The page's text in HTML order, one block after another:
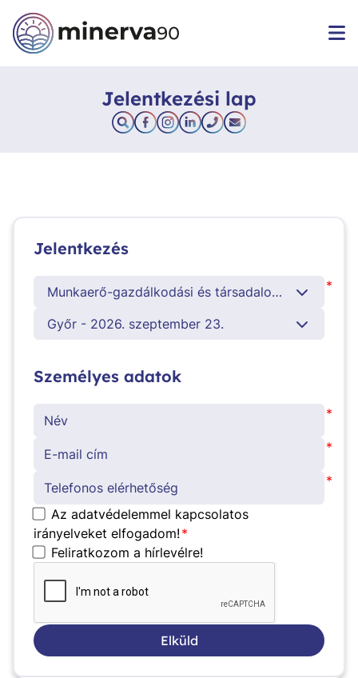
Jelentkezési lap
Jelentkezés
Munkaerő-gazdálkodási és társadalombiztosítási ügyintéző *
Győr - 2026. szeptember 23.
Személyes adatok
*
*
*
Az adatvédelemmel kapcsolatos
irányelveket elfogadom! *
Feliratkozom a hírlevélre!
Elküld